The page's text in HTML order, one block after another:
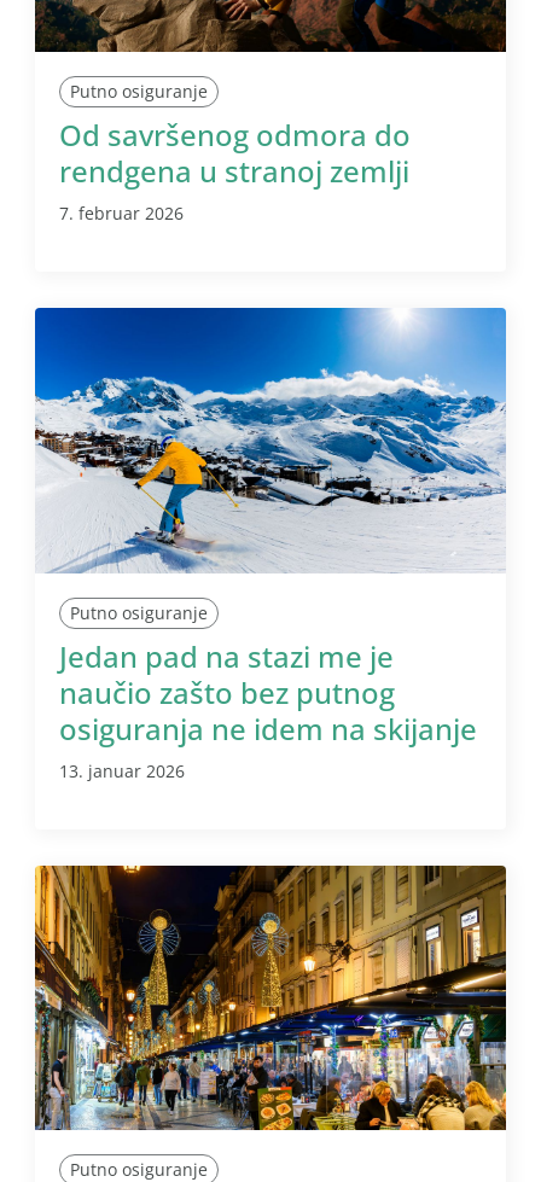
Putno osiguranje
Od savršenog odmora do
rendgena u stranoj zemlji
7. februar 2026
Putno osiguranje
Jedan pad na stazi me je
naučio zašto bez putnog
osiguranja ne idem na skijanje
13. januar 2026
Putno osiguranje